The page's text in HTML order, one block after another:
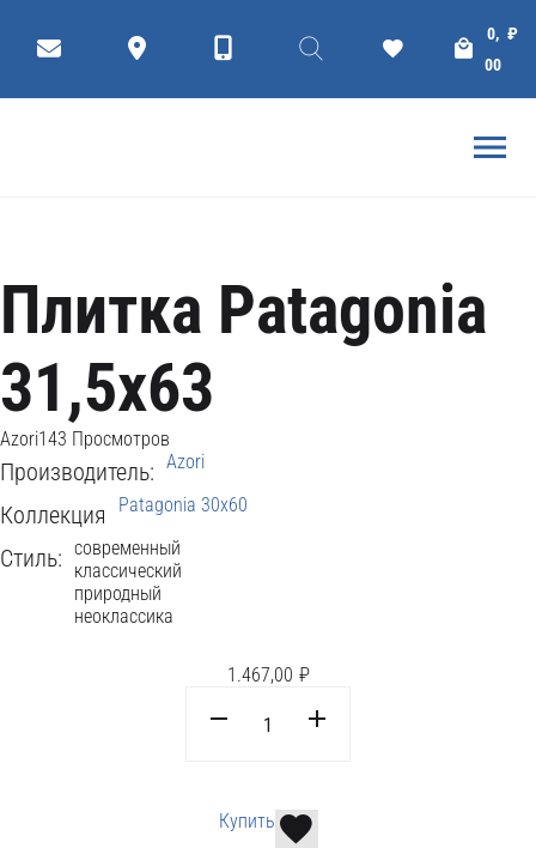
₽
0,
00
ГЛАВНАЯ AZORI
Плитка Patagonia
31,5x63
Azori143 Просмотров
Производитель: Azori
Коллекция Patagonia 30x60
Стиль: современный
классический
природный
неоклассика
₽
1.467,00
Купить